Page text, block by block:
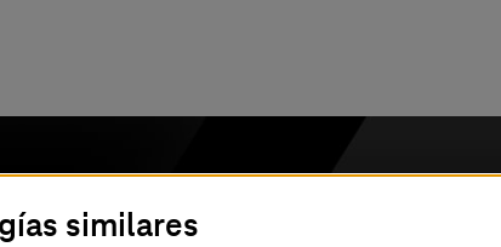
las soluciones personalizadas
similares